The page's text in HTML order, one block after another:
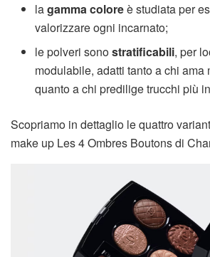
lagamma coloreè studiata per
valorizzare ogni incarnato;
le polveri sonostratificabili, per
modulabile, adatti tanto a chi ama
quanto a chi predilige trucchi più
Scopriamo in dettaglio le quattro
make up Les 4 Ombres Boutons di